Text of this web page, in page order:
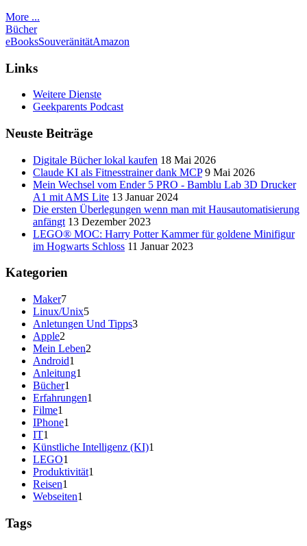
More ...
Bücher
eBooksSouveränitätAmazon
Links
Weitere Dienste
Geekparents Podcast
Neuste Beiträge
Digitale Bücher lokal kaufen 18 Mai 2026
Claude KI als Fitnesstrainer dank MCP 9 Mai 2026
Mein Wechsel vom Ender 5 PRO - Bamblu Lab 3D Drucker
A1 mit AMS Lite 13 Januar 2024
Die ersten Überlegungen wenn man mit Hausautomatisierung
anfängt 13 Dezember 2023
LEGO® MOC: Harry Potter Kammer für goldene Minifigur
im Hogwarts Schloss 11 Januar 2023
Kategorien
Maker7
Linux/Unix5
Anletungen Und Tipps3
Apple2
Mein Leben2
Android1
Anleitung1
Bücher1
Erfahrungen1
Filme1
IPhone1
IT1
Künstliche Intelligenz (KI)1
LEGO1
Produktivität1
Reisen1
Webseiten1
Tags